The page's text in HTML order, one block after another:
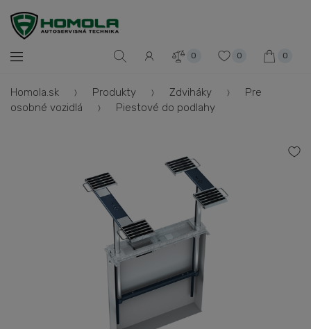
0 0 0
Homola.sk Produkty Zdviháky
Pre
osobné vozidlá
Piestové do podlahy